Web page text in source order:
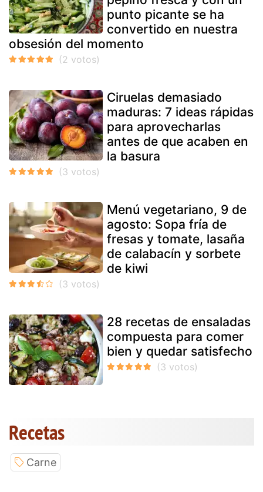
punto picante se ha
convertido en nuestra
obsesión del momento
Ciruelas demasiado
maduras: 7 ideas rápidas
para aprovecharlas
antes de que acaben en
la basura
Menú vegetariano, 9 de
agosto: Sopa fría de
fresas y tomate, lasaña
de calabacín y sorbete
de kiwi
28 recetas de ensaladas
compuesta para comer
bien y quedar satisfecho
Recetas
Carne